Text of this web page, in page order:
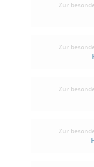
Zur
Zur
Zur
Zur